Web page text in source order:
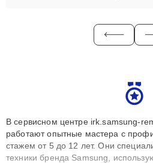
В сервисном центре irk.samsung-
работают опытные мастера с
стажем от 5 до 12 лет. Они
техники бренда Samsung,